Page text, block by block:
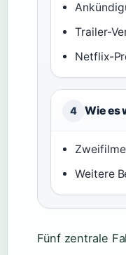
Trailer-
Netflix-
4 Wie es
Weitere
Fünf zentrale